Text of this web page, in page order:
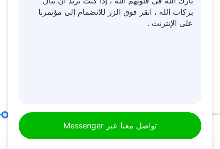
44:46
بأسره: الفصل الثامن
بركات الله ، انقر فوق الزر للانضمام إلى مؤتمرنا
على الإنترنت .
تواصل معنا عبر Messenger البند السابع: إنهم أشرارٌ وماكرون ومخادعون (الجزء الأول)